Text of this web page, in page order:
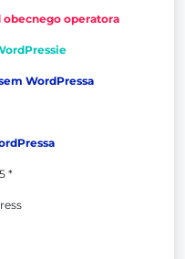
obecnego operatora
WordPressa
*